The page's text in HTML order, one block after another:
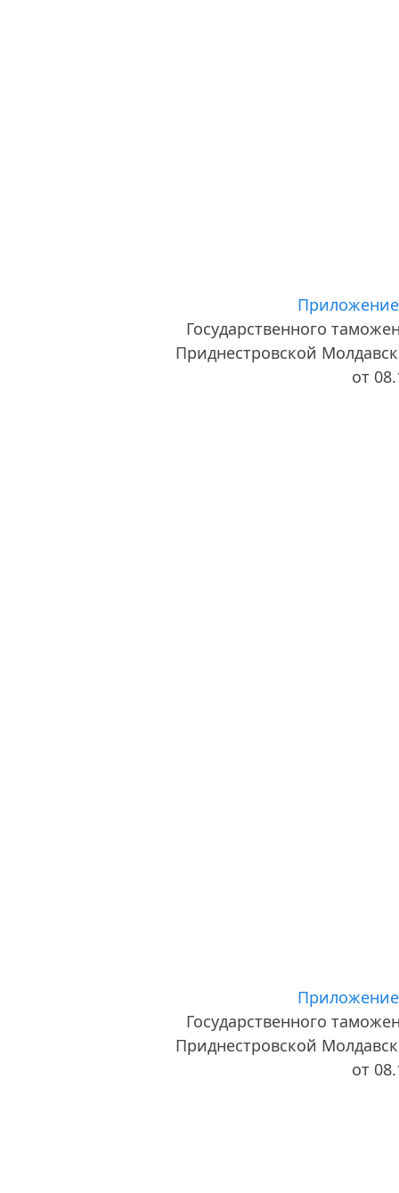
Государственного
Приднестровской
от
Государственного
Приднестровской
от